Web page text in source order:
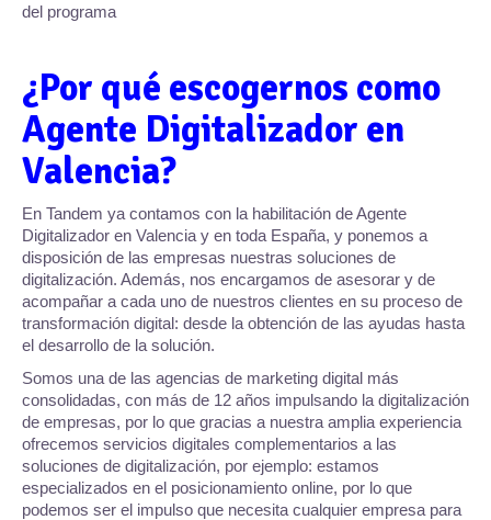
del programa
¿Por qué escogernos como
Agente Digitalizador en
Valencia?
En Tandem ya contamos con la habilitación de Agente
Digitalizador en Valencia y en toda España, y ponemos a
disposición de las empresas nuestras soluciones de
digitalización. Además, nos encargamos de asesorar y de
acompañar a cada uno de nuestros clientes en su proceso de
transformación digital: desde la obtención de las ayudas hasta
el desarrollo de la solución.
Somos una de las agencias de marketing digital más
consolidadas, con más de 12 años impulsando la digitalización
de empresas, por lo que gracias a nuestra amplia experiencia
ofrecemos servicios digitales complementarios a las
soluciones de digitalización, por ejemplo: estamos
especializados en el posicionamiento online, por lo que
podemos ser el impulso que necesita cualquier empresa para